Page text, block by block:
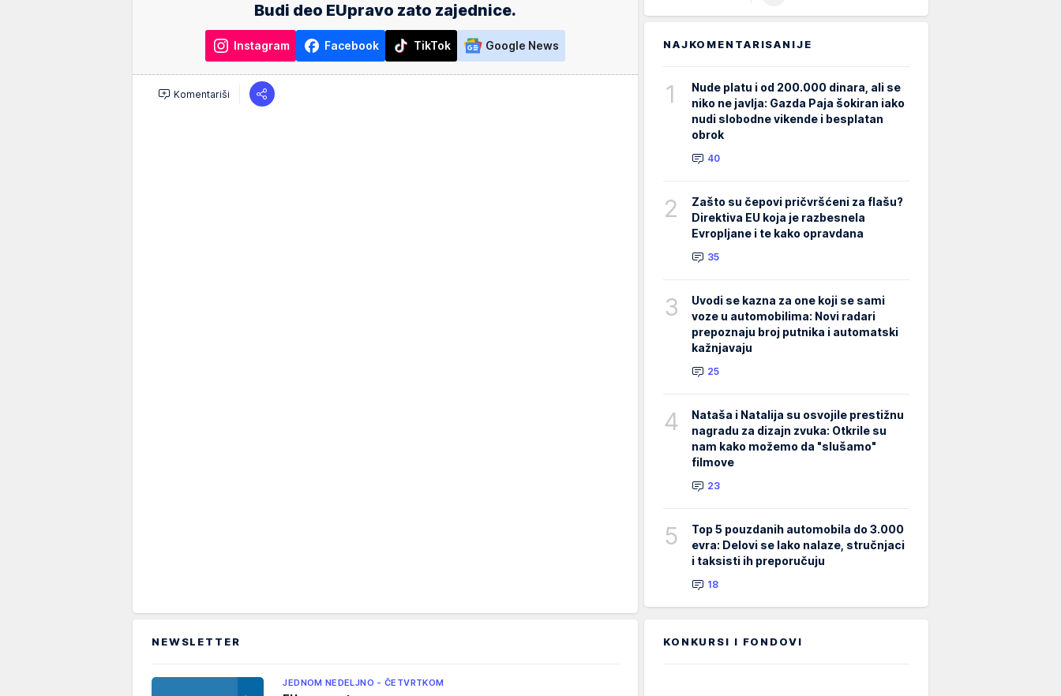
Budi deo EUpravo zato zajednice.
Instagram Facebook TikTok Google News
Komentariši
NAJKOMENTARISANIJE
1
Nude platu i od 200.000 dinara, ali se
niko ne javlja: Gazda Paja šokiran iako
nudi slobodne vikende i besplatan
obrok
40
2
Zašto su čepovi pričvršćeni za flašu?
Direktiva EU koja je razbesnela
Evropljane i te kako opravdana
35
3
Uvodi se kazna za one koji se sami
voze u automobilima: Novi radari
prepoznaju broj putnika i automatski
kažnjavaju
25
4
Nataša i Natalija su osvojile prestižnu
nagradu za dizajn zvuka: Otkrile su
nam kako možemo da "slušamo"
filmove
23
5
Top 5 pouzdanih automobila do 3.000
evra: Delovi se lako nalaze, stručnjaci
i taksisti ih preporučuju
18
NEWSLETTER
JEDNOM NEDELJNO - ČETVRTKOM
KONKURSI I FONDOVI